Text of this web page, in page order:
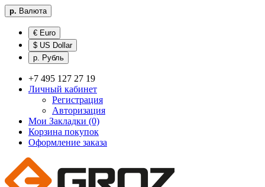
р. Валюта
€ Euro
$ US Dollar
р. Рубль
+7 495 127 27 19
Личный кабинет
Регистрация
Авторизация
Мои Закладки (0)
Корзина покупок
Оформление заказа